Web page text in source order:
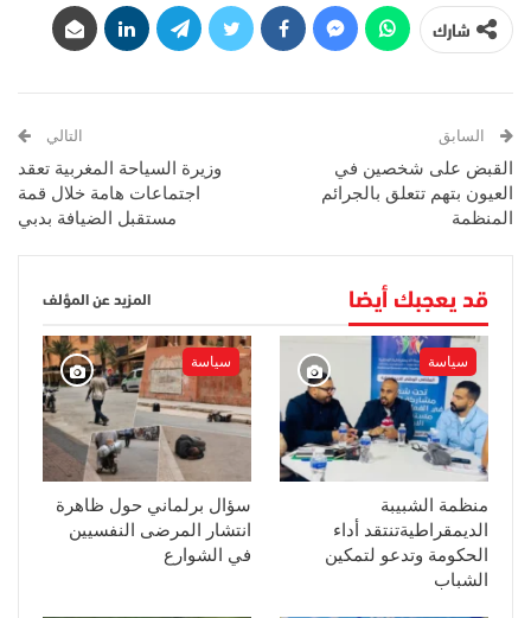
شارك
السابق
القبض على شخصين في
العيون بتهم تتعلق بالجرائم
المنظمة
التالي
وزيرة السياحة المغربية تعقد
اجتماعات هامة خلال قمة
مستقبل الضيافة بدبي
قد يعجبك أيضا المزيد عن المؤلف
سياسة
منظمة الشبيبة
الديمقراطيةتنتقد أداء
الحكومة وتدعو لتمكين
الشباب
سياسة
سؤال برلماني حول ظاهرة
انتشار المرضى النفسيين
في الشوارع